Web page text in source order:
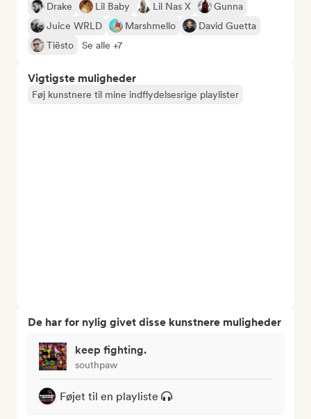
Drake Lil Baby Lil Nas X
Gunna
Juice WRLD
Marshmello
David Guetta
Tiësto
Se alle +7
Vigtigste muligheder
Føj kunstnere til mine indflydelsesrige playlister
De har for nylig givet disse kunstnere muligheder
keep fighting.
southpaw
Føjet til en playliste